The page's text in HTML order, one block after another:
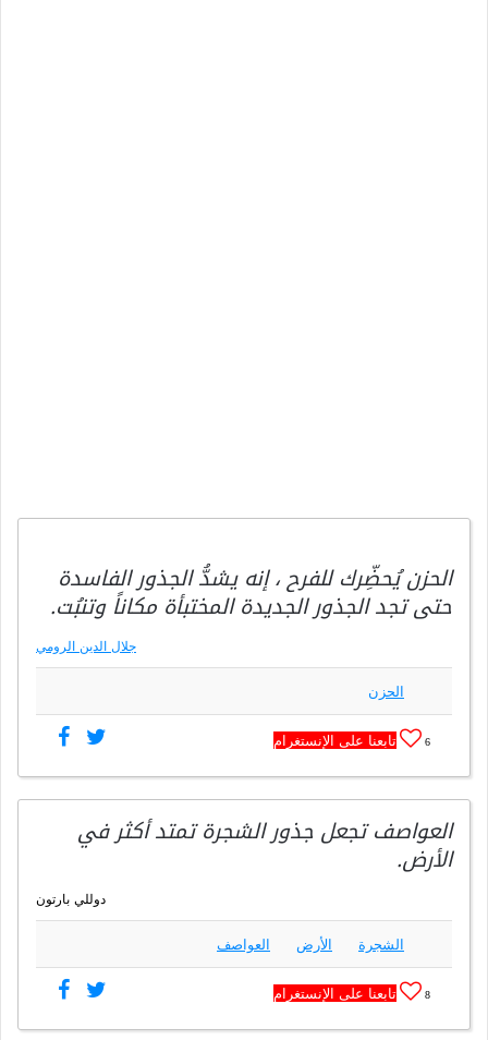
الحزن يُحضِّرك للفرح ، إنه يشدُّ الجذور الفاسدة
حتى تجد الجذور الجديدة المختبأة مكاناً وتنبُت.
جلال الدين الرومي
الحزن
6 تابعنا على الإنستغرام
العواصف تجعل جذور الشجرة تمتد أكثر في
الأرض.
دوللي بارتون
الشجرة الأرض العواصف
8 تابعنا على الإنستغرام